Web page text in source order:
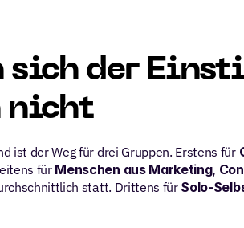
sich der
nicht
ist der Weg für drei Gruppen. Erstens für
für Menschen aus Marketing,
statt. Drittens für Solo-